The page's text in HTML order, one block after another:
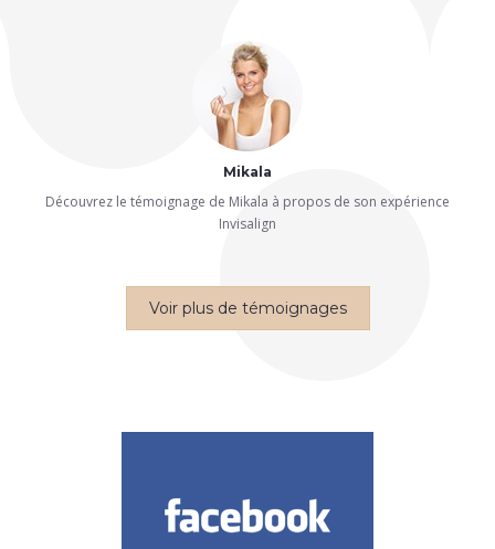
Mikala
Découvrez le témoignage de Mikala à propos de son expérience
Invisalign
Voir plus de témoignages